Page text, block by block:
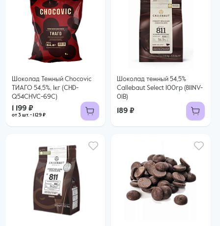
Шоколад Темный Chocovic
ТИАГО 54,5%, 1кг (CHD-
Q54CHVC-69C)
1 199 ₽
от 3 шт. - 1 129 ₽
1 199 ₽
1 129 ₽ за шт. при заказе от 3 шт.
Купить оптом
Шоколад темный 54,5%
Callebaut Select 100гр (811NV-
01B)
189 ₽